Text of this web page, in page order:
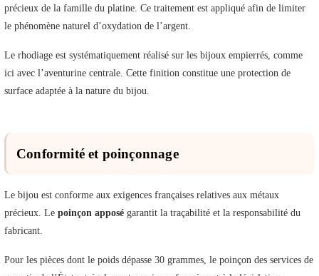
précieux de la famille du platine. Ce traitement est appliqué afin de limiter
le phénomène naturel d’oxydation de l’argent.
Le rhodiage est systématiquement réalisé sur les bijoux empierrés, comme
ici avec l’aventurine centrale. Cette finition constitue une protection de
surface adaptée à la nature du bijou.
Conformité et poinçonnage
Le bijou est conforme aux exigences françaises relatives aux métaux
précieux. Le poinçon apposé garantit la traçabilité et la responsabilité du
fabricant.
Pour les pièces dont le poids dépasse 30 grammes, le poinçon des services de